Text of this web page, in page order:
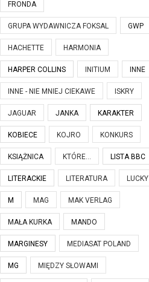
FRONDA
GRUPA WYDAWNICZA FOKSAL GWP
HACHETTE HARMONIA
HARPER COLLINS INITIUM INNE
INNE - NIE MNIEJ CIEKAWE ISKRY
JAGUAR JANKA KARAKTER
KOBIECE KOJRO KONKURS
KSIĄŻNICA KTÓRE... LISTA BBC
LITERACKIE LITERATURA LUCKY
M MAG MAK VERLAG
MAŁA KURKA MANDO
MARGINESY MEDIASAT POLAND
MG MIĘDZY SŁOWAMI